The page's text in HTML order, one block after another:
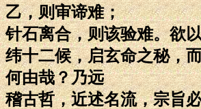
乙，则审谛难；
针石离合，则该验难。欲
纬十二候，启玄命之秘，
何由哉？乃远
稽古哲，近述名流，宗旨